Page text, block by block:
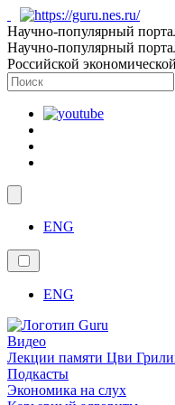
Научно-популярный
Научно-популярный
Российской
ENG
ENG
Видео
Лекции памяти Цви
Подкасты
Экономика на слух